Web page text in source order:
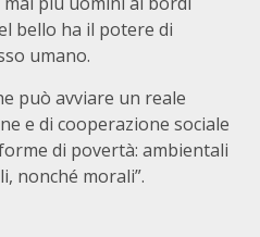
bello ha il potere di
umano.
può avviare un reale
e di cooperazione sociale
di povertà: ambientali
nonché morali”.